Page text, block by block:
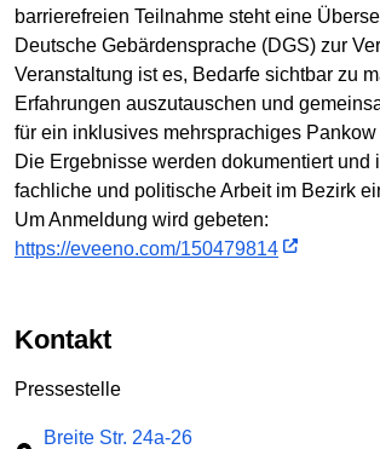
barrierefreien Teilnahme steht eine
Deutsche Gebärdensprache (DGS) zur
Veranstaltung ist es, Bedarfe sichtbar zu
Erfahrungen auszutauschen und
für ein inklusives mehrsprachiges
Die Ergebnisse werden dokumentiert und
fachliche und politische Arbeit im Bezirk
Um Anmeldung wird gebeten:
https://eveeno.com/150479814
Kontakt
Pressestelle
Breite Str. 24a-26